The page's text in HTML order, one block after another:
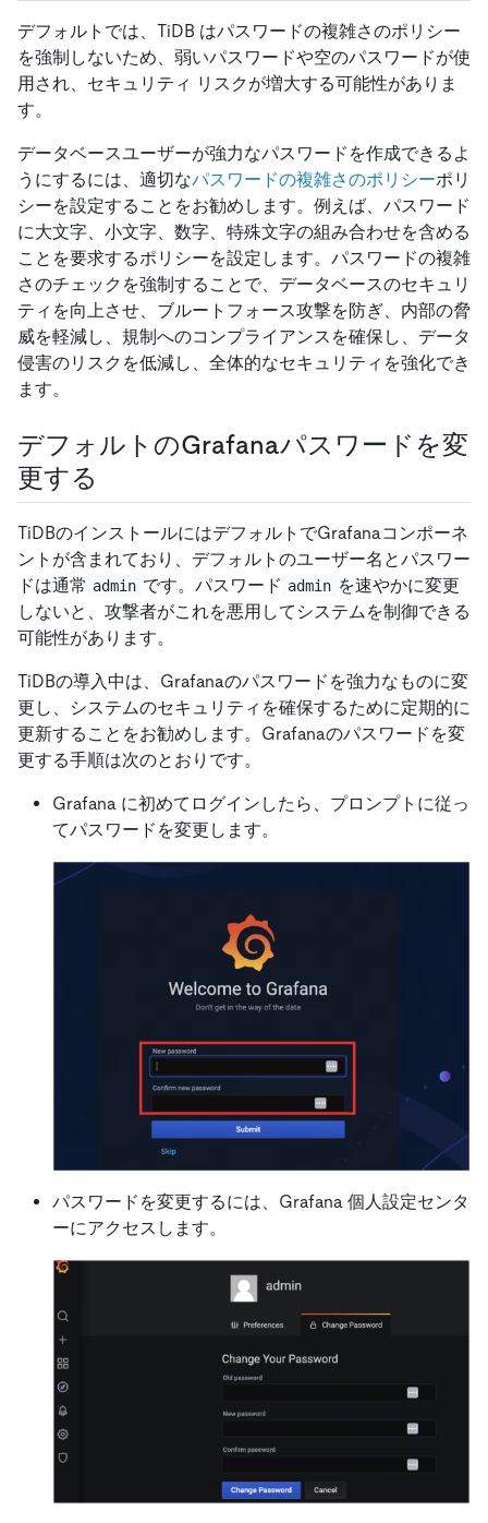
デフォルトでは、TiDB はパスワードの複雑さのポリシー
を強制しないため、弱いパスワードや空のパスワードが使
用され、セキュリティ リスクが増大する可能性がありま
す。
データベースユーザーが強力なパスワードを作成できるよ
うにするには、適切なパスワードの複雑さのポリシーポリ
シーを設定することをお勧めします。例えば、パスワード
に大文字、小文字、数字、特殊文字の組み合わせを含める
ことを要求するポリシーを設定します。パスワードの複雑
さのチェックを強制することで、データベースのセキュリ
ティを向上させ、ブルートフォース攻撃を防ぎ、内部の脅
威を軽減し、規制へのコンプライアンスを確保し、データ
侵害のリスクを低減し、全体的なセキュリティを強化でき
ます。
デフォルトのGrafanaパスワードを変
更する
TiDBのインストールにはデフォルトでGrafanaコンポーネ
ントが含まれており、デフォルトのユーザー名とパスワー
ドは通常 admin です。パスワード admin を速やかに変更
しないと、攻撃者がこれを悪用してシステムを制御できる
可能性があります。
TiDBの導入中は、Grafanaのパスワードを強力なものに変
更し、システムのセキュリティを確保するために定期的に
更新することをお勧めします。Grafanaのパスワードを変
更する手順は次のとおりです。
Grafana に初めてログインしたら、プロンプトに従っ
てパスワードを変更します。
パスワードを変更するには、Grafana 個人設定センタ
ーにアクセスします。